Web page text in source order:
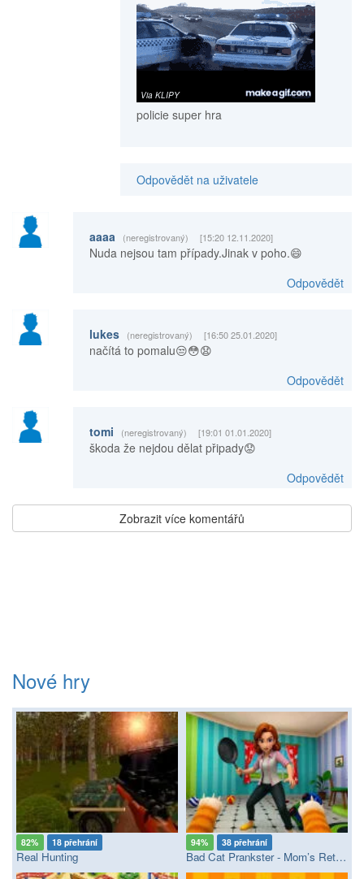
policie super hra
Odpovědět na uživatele
aaaa (neregistrovaný) [15:20 12.11.2020]
Nuda nejsou tam případy.Jinak v poho.😄
Odpovědět
lukes (neregistrovaný) [16:50 25.01.2020]
načítá to pomalu😒😳😧
Odpovědět
tomi (neregistrovaný) [19:01 01.01.2020]
škoda že nejdou dělat připady😟
Odpovědět
Zobrazit více komentářů
Nové hry
82% 18 přehrání
Real Hunting
94% 38 přehrání
Bad Cat Prankster - Mom’s Return